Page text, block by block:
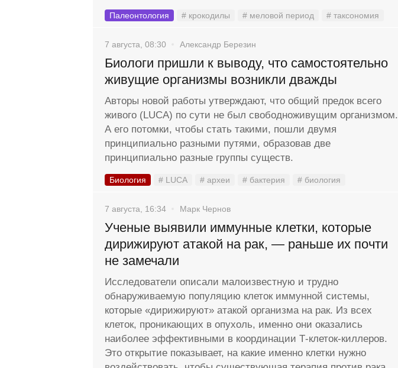
Палеонтология # крокодилы # меловой период # таксономия
7 августа, 08:30 Александр Березин
Биологи пришли к выводу, что самостоятельно
живущие организмы возникли дважды
Авторы новой работы утверждают, что общий предок всего
живого (LUCA) по сути не был свободноживущим организмом.
А его потомки, чтобы стать такими, пошли двумя
принципиально разными путями, образовав две
принципиально разные группы существ.
Биология # LUCA # археи # бактерия # биология
7 августа, 16:34 Марк Чернов
Ученые выявили иммунные клетки, которые
дирижируют атакой на рак, — раньше их почти
не замечали
Исследователи описали малоизвестную и трудно
обнаруживаемую популяцию клеток иммунной системы,
которые «дирижируют» атакой организма на рак. Из всех
клеток, проникающих в опухоль, именно они оказались
наиболее эффективными в координации Т-клеток-киллеров.
Это открытие показывает, на какие именно клетки нужно